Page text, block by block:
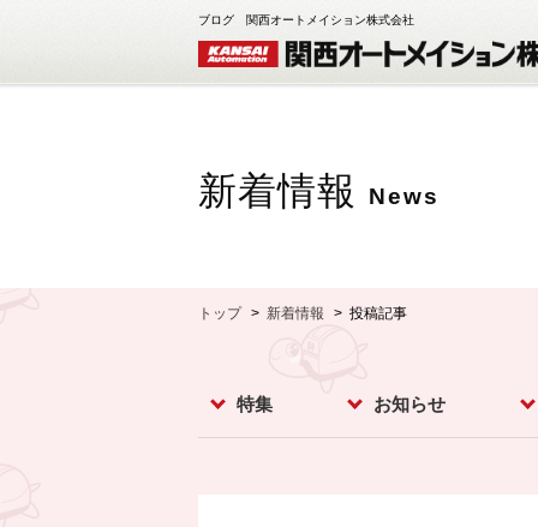
ブログ 関西オートメイション株式会社
新着情報 News
トップ 新着情報 投稿記事
特集 お知らせ